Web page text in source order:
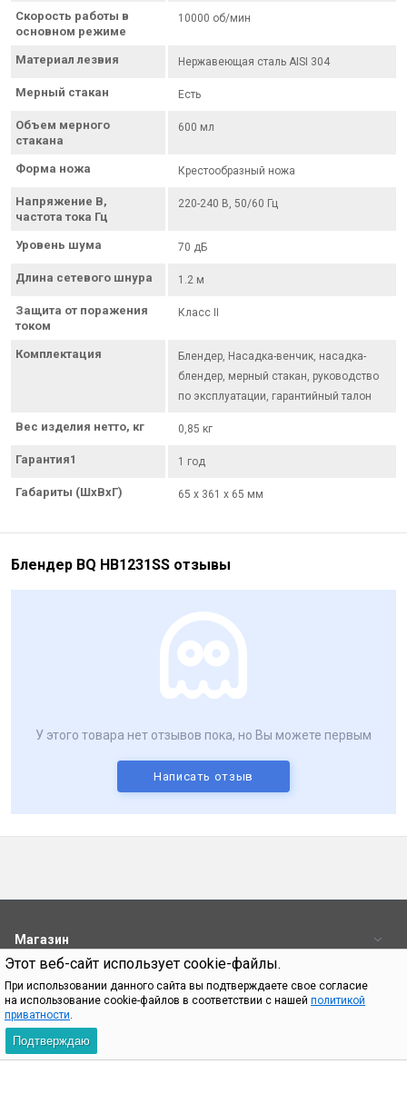
Этот веб-сайт использует cookie-файлы.
При использовании данного сайта вы подтверждаете свое согласие
на использование cookie-файлов в соответствии с нашей политикой
приватности.
Подтверждаю
Скорость работы в
основном режиме
10000 об/мин
Материал лезвия Нержавеющая сталь AISI 304
Мерный стакан Есть
Объем мерного
стакана
600 мл
Форма ножа Крестообразный ножа
Напряжение В,
частота тока Гц
220-240 В, 50/60 Гц
Уровень шума 70 дБ
Длина сетевого шнура 1.2 м
Защита от поражения
током
Класс II
Комплектация
Блендер, Насадка-венчик, насадка-
блендер, мерный стакан, руководство
по эксплуатации, гарантийный талон
Вес изделия нетто, кг 0,85 кг
Гарантия1 1 год
Габариты (ШxВxГ) 65 х 361 х 65 мм
Блендер BQ HB1231SS отзывы
У этого товара нет отзывов пока, но Вы можете первым
Написать отзыв
Магазин
Контакты
При использовании материалов с сайта shop.bq.ru обязательно